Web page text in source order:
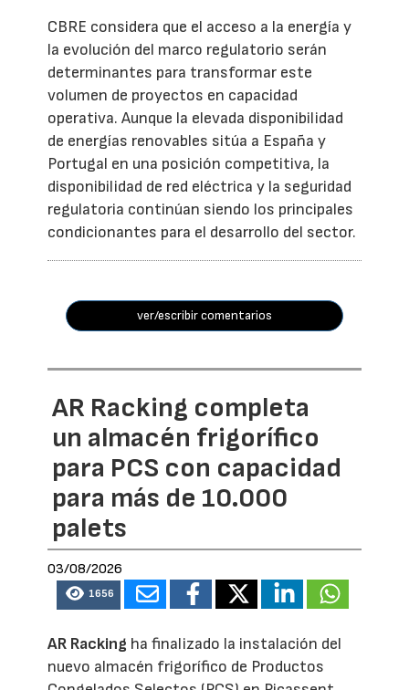
CBRE considera que el acceso a la energía y
la evolución del marco regulatorio serán
determinantes para transformar este
volumen de proyectos en capacidad
operativa. Aunque la elevada disponibilidad
de energías renovables sitúa a España y
Portugal en una posición competitiva, la
disponibilidad de red eléctrica y la seguridad
regulatoria continúan siendo los principales
condicionantes para el desarrollo del sector.
ver/escribir comentarios
AR Racking completa
un almacén frigorífico
para PCS con capacidad
para más de 10.000
palets
03/08/2026
1656
AR Racking ha finalizado la instalación del
nuevo almacén frigorífico de Productos